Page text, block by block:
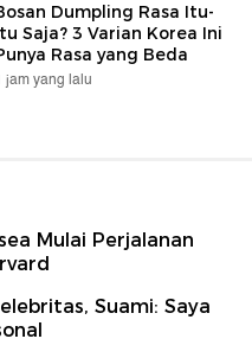
Dumpling Rasa Itu-
Saja? 3 Varian Korea Ini
Rasa yang Beda
jam yang lalu
Mulai Perjalanan
Suami: Saya